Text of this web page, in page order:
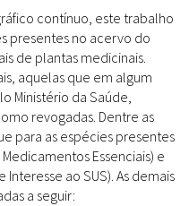
contínuo, este trabalho
presentes no acervo do
de plantas medicinais.
aquelas que em algum
Ministério da Saúde,
revogadas. Dentre as
para as espécies presentes
Essenciais) e
Interesse ao SUS). As demais
a seguir: